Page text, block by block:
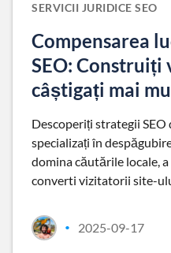
SERVICII JURIDICE SEO
Compensarea
SEO:
câștigați mai
Descoperiți strategii
specializați în
domina căutările locale,
converti vizitatorii site-
• 2025-09-17